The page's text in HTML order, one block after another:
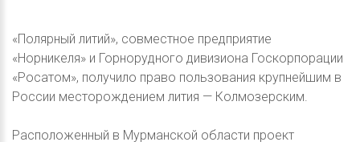
«Полярный литий», совместное предприятие
«Норникеля» и Горнорудного дивизиона Госкорпорации
«Росатом», получило право пользования крупнейшим в
России месторождением лития — Колмозерским.
Расположенный в Мурманской области проект